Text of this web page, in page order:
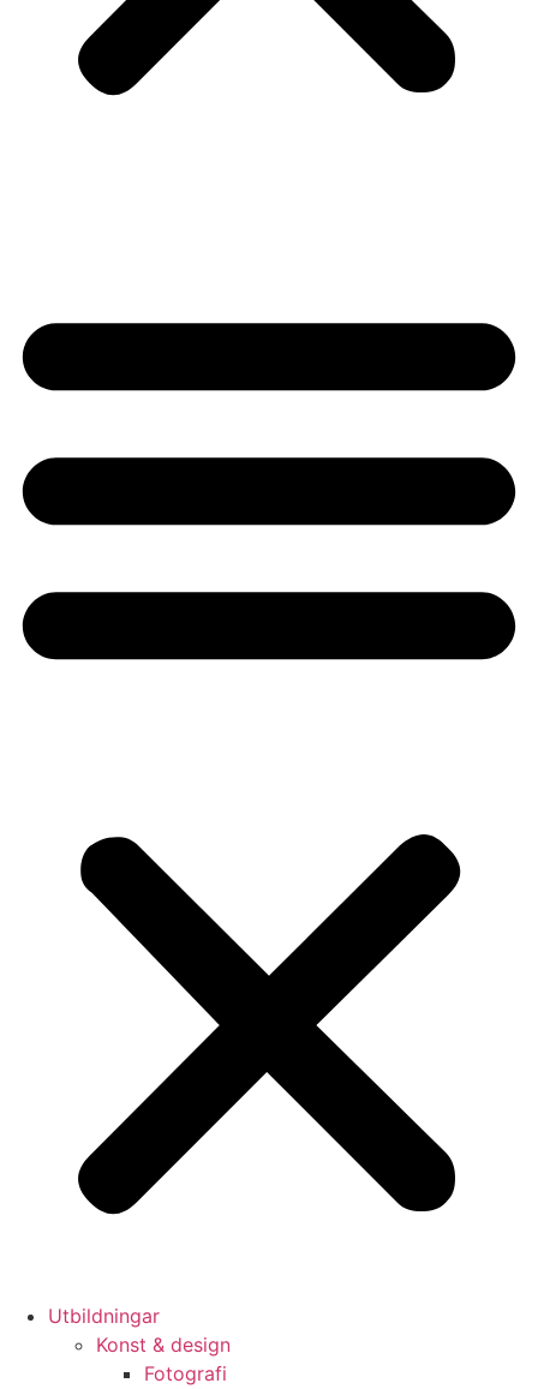
Utbildningar
Konst & design
Fotografi